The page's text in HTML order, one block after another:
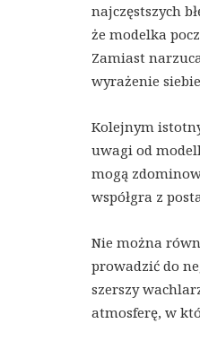
najczęstszych
że modelka
Zamiast
wyrażenie
Kolejnym
uwagi od
mogą
współgra z
Nie można
prowadzić do
szerszy
atmosferę, w